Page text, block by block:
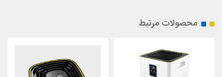
محصولات مرتبط